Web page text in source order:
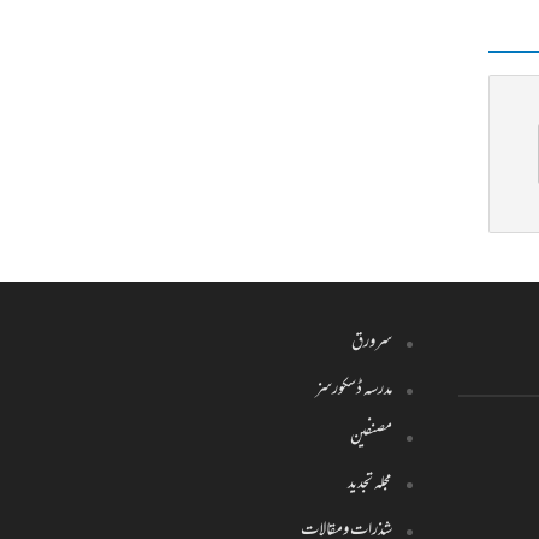
سرورق
مدرسہ ڈسکورسز
مصنفین
مجلہ تجدید
شذرات ومقالات